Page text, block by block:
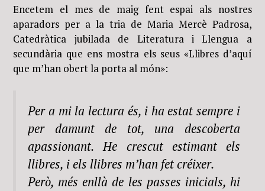
Encetem el mes de maig fent espai als nostres
aparadors per a la tria de Maria Mercè Padrosa,
Catedràtica jubilada de Literatura i Llengua a
secundària que ens mostra els seus «Llibres d’aquí
que m’han obert la porta al món»:
Per a mi la lectura és, i ha estat sempre i
per damunt de tot, una descoberta
apassionant. He crescut estimant els
llibres, i els llibres m’han fet créixer.
Però, més enllà de les passes inicials, hi